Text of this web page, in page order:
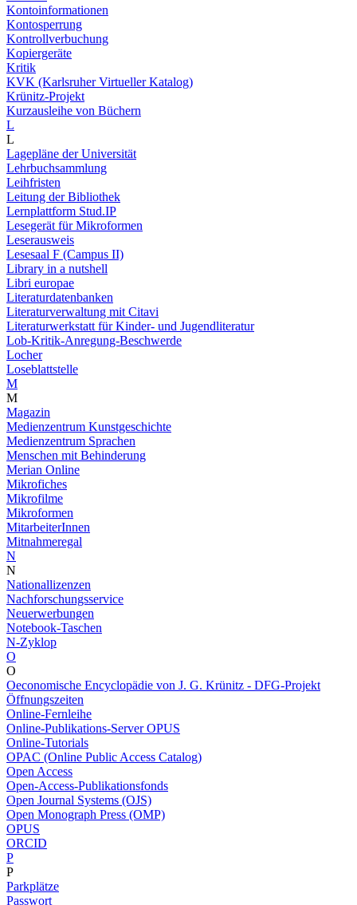
Kontoinformationen
Kontosperrung
Kontrollverbuchung
Kopiergeräte
Kritik
KVK (Karlsruher Virtueller Katalog)
Krünitz-Projekt
Kurzausleihe von Büchern
L
L
Lagepläne der Universität
Lehrbuchsammlung
Leihfristen
Leitung der Bibliothek
Lernplattform Stud.IP
Lesegerät für Mikroformen
Leserausweis
Lesesaal F (Campus II)
Library in a nutshell
Libri europae
Literaturdatenbanken
Literaturverwaltung mit Citavi
Literaturwerkstatt für Kinder- und Jugendliteratur
Lob-Kritik-Anregung-Beschwerde
Locher
Loseblattstelle
M
M
Magazin
Medienzentrum Kunstgeschichte
Medienzentrum Sprachen
Menschen mit Behinderung
Merian Online
Mikrofiches
Mikrofilme
Mikroformen
MitarbeiterInnen
Mitnahmeregal
N
N
Nationallizenzen
Nachforschungsservice
Neuerwerbungen
Notebook-Taschen
N-Zyklop
O
O
Oeconomische Encyclopädie von J. G. Krünitz - DFG-Projekt
Öffnungszeiten
Online-Fernleihe
Online-Publikations-Server OPUS
Online-Tutorials
OPAC (Online Public Access Catalog)
Open Access
Open-Access-Publikationsfonds
Open Journal Systems (OJS)
Open Monograph Press (OMP)
OPUS
ORCID
P
P
Parkplätze
Passwort